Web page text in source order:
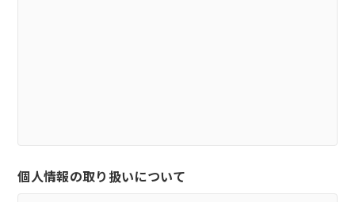
個人情報の取り扱いについて